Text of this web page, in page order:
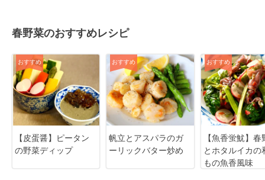
春野菜のおすすめレシピ
おすすめ
【皮蛋醤】ピータン
の野菜ディップ
おすすめ
帆立とアスパラのガ
ーリックバター炒め
おすすめ
【魚香蛍魷】春
とホタルイカの
もの魚香風味